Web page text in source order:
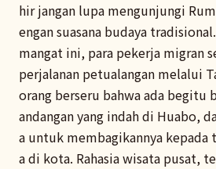
hir jangan lupa mengunjungi
engan suasana budaya
mangat ini, para pekerja migran
perjalanan petualangan melalui
orang berseru bahwa ada begitu
andangan yang indah di Huabo,
a untuk membagikannya kepada
a di kota. Rahasia wisata pusat,